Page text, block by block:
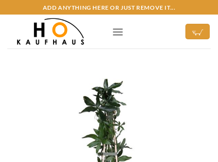
Inhalt
ADD ANYTHING HERE OR JUST REMOVE IT...